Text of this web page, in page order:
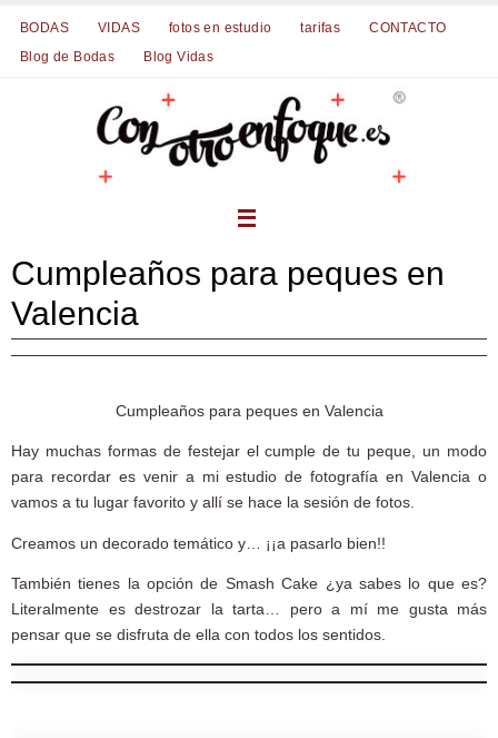
contenido
BODAS VIDAS fotos en estudio tarifas
CONTACTO
Blog de Bodas
Blog Vidas
Cumpleaños para peques en
Valencia
Cumpleaños para peques en Valencia
Hay muchas formas de festejar el cumple de tu peque, un modo
para recordar es venir a mi estudio de fotografía en Valencia o
vamos a tu lugar favorito y allí se hace la sesión de fotos.
Creamos un decorado temático y… ¡¡a pasarlo bien!!
También tienes la opción de Smash Cake ¿ya sabes lo que es?
Literalmente es destrozar la tarta… pero a mí me gusta más
pensar que se disfruta de ella con todos los sentidos.